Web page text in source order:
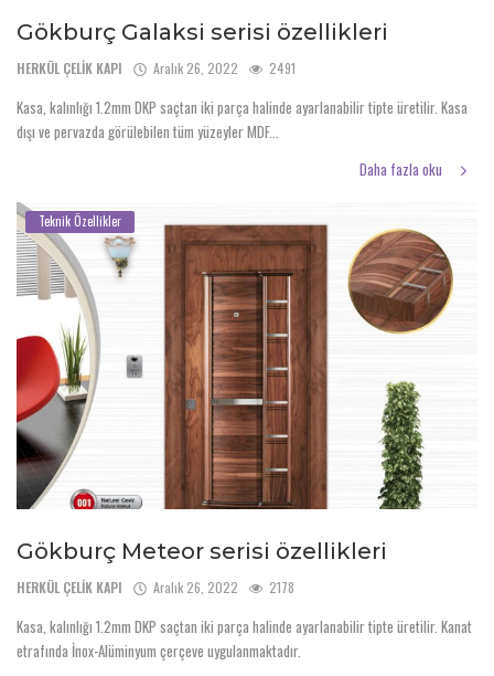
Gökburç Galaksi serisi özellikleri
HERKÜL ÇELİK KAPI Aralık 26, 2022 2491
Kasa, kalınlığı 1.2mm DKP saçtan iki parça halinde ayarlanabilir tipte üretilir. Kasa
dışı ve pervazda görülebilen tüm yüzeyler MDF...
Daha fazla oku
Teknik Özellikler
Gökburç Meteor serisi özellikleri
HERKÜL ÇELİK KAPI Aralık 26, 2022 2178
Kasa, kalınlığı 1.2mm DKP saçtan iki parça halinde ayarlanabilir tipte üretilir. Kanat
etrafında İnox-Alüminyum çerçeve uygulanmaktadır.